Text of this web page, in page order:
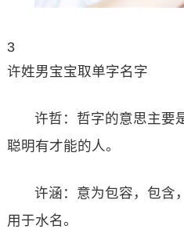
3
许姓男宝宝取单字名字
许哲：哲字的意思主要
聪明有才能的人。
许涵：意为包容，包含
用于水名。